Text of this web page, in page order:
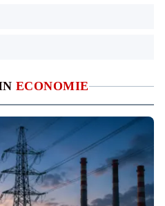
ECONOMIE